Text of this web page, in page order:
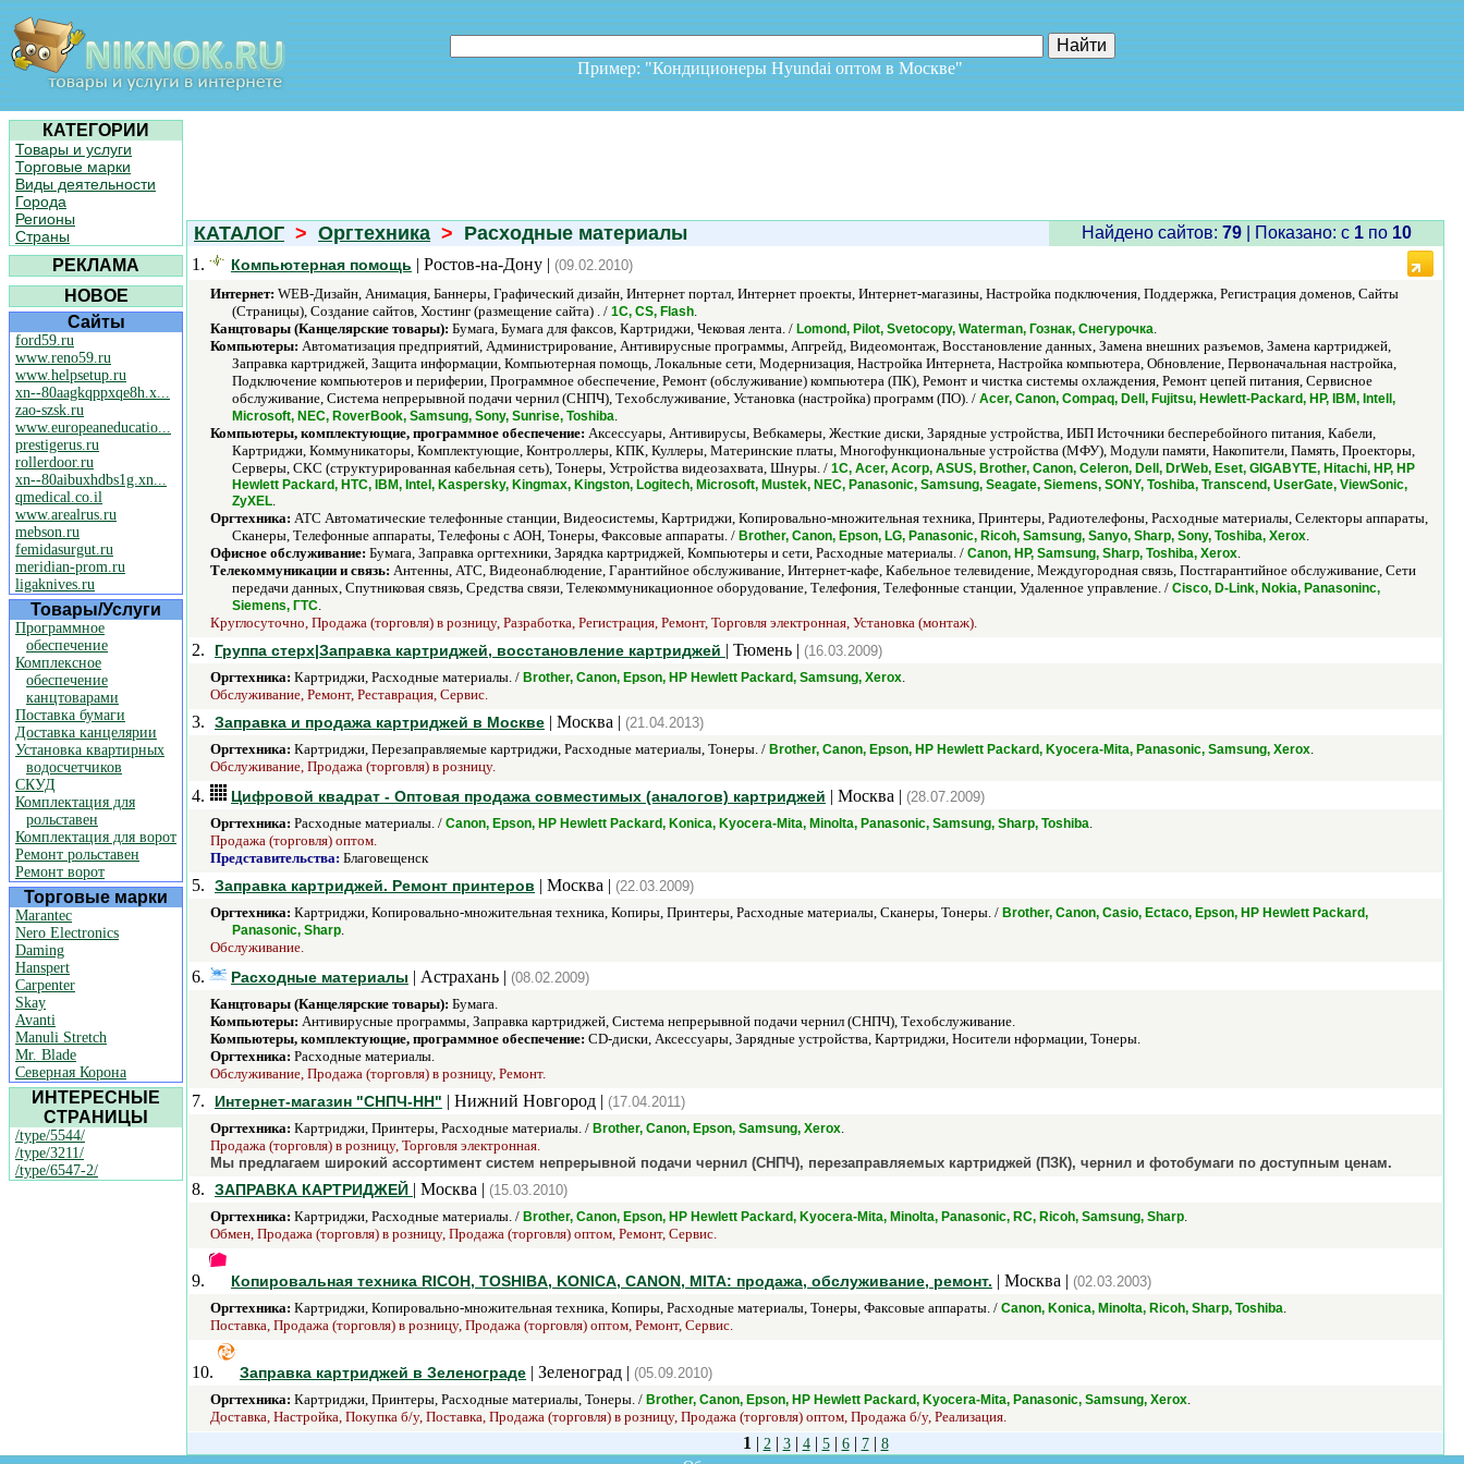
Пример: "Кондиционеры Hyundai оптом в Москве"
КАТЕГОРИИ
Товары и услуги
Торговые марки
Виды деятельности
Города
Регионы
Страны
РЕКЛАМА
НОВОЕ
Сайты
ford59.ru
www.reno59.ru
www.helpsetup.ru
xn--80aagkqppxqe8h.x...
zao-szsk.ru
www.europeaneducatio...
prestigerus.ru
rollerdoor.ru
xn--80aibuxhdbs1g.xn...
qmedical.co.il
www.arealrus.ru
mebson.ru
femidasurgut.ru
meridian-prom.ru
ligaknives.ru
Товары/Услуги
Программное
обеспечение
Комплексное
обеспечение
канцтоварами
Поставка бумаги
Доставка канцелярии
Установка квартирных
водосчетчиков
СКУД
Комплектация для
рольставен
Комплектация для ворот
Ремонт рольставен
Ремонт ворот
Торговые марки
Marantec
Nero Electronics
Daming
Hanspert
Carpenter
Skay
Avanti
Manuli Stretch
Mr. Blade
Северная Корона
ИНТЕРЕСНЫЕ
СТРАНИЦЫ
/type/5544/
/type/3211/
/type/6547-2/
КАТАЛОГ > Оргтехника > Расходные материалы Найдено сайтов: 79| Показано: c 1по 10
1.
Компьютерная помощь | Ростов-на-Дону | (09.02.2010)
Интернет: WEB-Дизайн, Анимация, Баннеры, Графический дизайн, Интернет портал, Интернет проекты, Интернет-магазины, Настройка подключения, Поддержка, Регистрация доменов, Сайты
(Страницы), Создание сайтов, Хостинг (размещение сайта) . / 1С, CS, Flash.
Канцтовары (Канцелярские товары): Бумага, Бумага для факсов, Картриджи, Чековая лента. / Lomond, Pilot, Svetocopy, Waterman, Гознак, Снегурочка.
Компьютеры: Автоматизация предприятий, Администрирование, Антивирусные программы, Апгрейд, Видеомонтаж, Восстановление данных, Замена внешних разъемов, Замена картриджей,
Заправка картриджей, Защита информации, Компьютерная помощь, Локальные сети, Модернизация, Настройка Интернета, Настройка компьютера, Обновление, Первоначальная настройка,
Подключение компьютеров и периферии, Программное обеспечение, Ремонт (обслуживание) компьютера (ПК), Ремонт и чистка системы охлаждения, Ремонт цепей питания, Сервисное
обслуживание, Система непрерывной подачи чернил (СНПЧ), Техобслуживание, Установка (настройка) программ (ПО). / Acer, Canon, Compaq, Dell, Fujitsu, Hewlett-Packard, HP, IBM, Intell,
Microsoft, NEC, RoverBook, Samsung, Sony, Sunrise, Toshiba.
Компьютеры, комплектующие, программное обеспечение: Аксессуары, Антивирусы, Вебкамеры, Жесткие диски, Зарядные устройства, ИБП Источники бесперебойного питания, Кабели,
Картриджи, Коммуникаторы, Комплектующие, Контроллеры, КПК, Куллеры, Материнские платы, Многофункциональные устройства (МФУ), Модули памяти, Накопители, Память, Проекторы,
Серверы, СКС (структурированная кабельная сеть), Тонеры, Устройства видеозахвата, Шнуры. / 1С, Acer, Acorp, ASUS, Brother, Canon, Celeron, Dell, DrWeb, Eset, GIGABYTE, Hitachi, HP, HP
Hewlett Packard, HTC, IBM, Intel, Kaspersky, Kingmax, Kingston, Logitech, Microsoft, Mustek, NEC, Panasonic, Samsung, Seagate, Siemens, SONY, Toshiba, Transcend, UserGate, ViewSonic,
ZyXEL.
Оргтехника: АТС Автоматические телефонные станции, Видеосистемы, Картриджи, Копировально-множительная техника, Принтеры, Радиотелефоны, Расходные материалы, Селекторы аппараты,
Сканеры, Телефонные аппараты, Телефоны с АОН, Тонеры, Факсовые аппараты. / Brother, Canon, Epson, LG, Panasonic, Ricoh, Samsung, Sanyo, Sharp, Sony, Toshiba, Xerox.
Офисное обслуживание: Бумага, Заправка оргтехники, Зарядка картриджей, Компьютеры и сети, Расходные материалы. / Canon, HP, Samsung, Sharp, Toshiba, Xerox.
Телекоммуникации и связь: Антенны, АТС, Видеонаблюдение, Гарантийное обслуживание, Интернет-кафе, Кабельное телевидение, Междугородная связь, Постгарантийное обслуживание, Сети
передачи данных, Спутниковая связь, Средства связи, Телекоммуникационное оборудование, Телефония, Телефонные станции, Удаленное управление. / Cisco, D-Link, Nokia, Panasoninc,
Siemens, ГТС.
Круглосуточно, Продажа (торговля) в розницу, Разработка, Регистрация, Ремонт, Торговля электронная, Установка (монтаж).
2. Группа стерх|Заправка картриджей, восстановление картриджей | Тюмень | (16.03.2009)
Оргтехника: Картриджи, Расходные материалы. / Brother, Canon, Epson, HP Hewlett Packard, Samsung, Xerox.
Обслуживание, Ремонт, Реставрация, Сервис.
3. Заправка и продажа картриджей в Москве | Москва | (21.04.2013)
Оргтехника: Картриджи, Перезаправляемые картриджи, Расходные материалы, Тонеры. / Brother, Canon, Epson, HP Hewlett Packard, Kyocera-Mita, Panasonic, Samsung, Xerox.
Обслуживание, Продажа (торговля) в розницу.
4. Цифровой квадрат - Оптовая продажа совместимых (аналогов) картриджей | Москва | (28.07.2009)
Оргтехника: Расходные материалы. / Canon, Epson, HP Hewlett Packard, Konica, Kyocera-Mita, Minolta, Panasonic, Samsung, Sharp, Toshiba.
Продажа (торговля) оптом.
Представительства: Благовещенск
5. Заправка картриджей. Ремонт принтеров | Москва | (22.03.2009)
Оргтехника: Картриджи, Копировально-множительная техника, Копиры, Принтеры, Расходные материалы, Сканеры, Тонеры. / Brother, Canon, Casio, Ectaco, Epson, HP Hewlett Packard,
Panasonic, Sharp.
Обслуживание.
6. Расходные материалы | Астрахань | (08.02.2009)
Канцтовары (Канцелярские товары): Бумага.
Компьютеры: Антивирусные программы, Заправка картриджей, Система непрерывной подачи чернил (СНПЧ), Техобслуживание.
Компьютеры, комплектующие, программное обеспечение: CD-диски, Аксессуары, Зарядные устройства, Картриджи, Носители нформации, Тонеры.
Оргтехника: Расходные материалы.
Обслуживание, Продажа (торговля) в розницу, Ремонт.
7. Интернет-магазин "СНПЧ-НН" | Нижний Новгород | (17.04.2011)
Оргтехника: Картриджи, Принтеры, Расходные материалы. / Brother, Canon, Epson, Samsung, Xerox.
Продажа (торговля) в розницу, Торговля электронная.
Мы предлагаем широкий ассортимент систем непрерывной подачи чернил (СНПЧ), перезаправляемых картриджей (ПЗК), чернил и фотобумаги по доступным ценам.
8. ЗАПРАВКА КАРТРИДЖЕЙ | Москва | (15.03.2010)
Оргтехника: Картриджи, Расходные материалы. / Brother, Canon, Epson, HP Hewlett Packard, Kyocera-Mita, Minolta, Panasonic, RC, Ricoh, Samsung, Sharp.
Обмен, Продажа (торговля) в розницу, Продажа (торговля) оптом, Ремонт, Сервис.
9. Копировальная техника RICOH, TOSHIBA, KONICA, CANON, MITA: продажа, обслуживание, ремонт. | Москва | (02.03.2003)
Оргтехника: Картриджи, Копировально-множительная техника, Копиры, Расходные материалы, Тонеры, Факсовые аппараты. / Canon, Konica, Minolta, Ricoh, Sharp, Toshiba.
Поставка, Продажа (торговля) в розницу, Продажа (торговля) оптом, Ремонт, Сервис.
10. Заправка картриджей в Зеленограде | Зеленоград | (05.09.2010)
Оргтехника: Картриджи, Принтеры, Расходные материалы, Тонеры. / Brother, Canon, Epson, HP Hewlett Packard, Kyocera-Mita, Panasonic, Samsung, Xerox.
Доставка, Настройка, Покупка б/у, Поставка, Продажа (торговля) в розницу, Продажа (торговля) оптом, Продажа б/у, Реализация.
1 | 2 | 3| 4| 5| 6| 7| 8